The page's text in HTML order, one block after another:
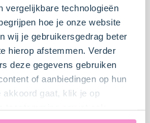
vergelijkbare technologieën
hoe je onze website
wij je gebruikersgedrag beter
hierop afstemmen. Verder
deze gegevens gebruiken
of aanbiedingen op hun
akkoord gaat, klik je op
mokka en karamel